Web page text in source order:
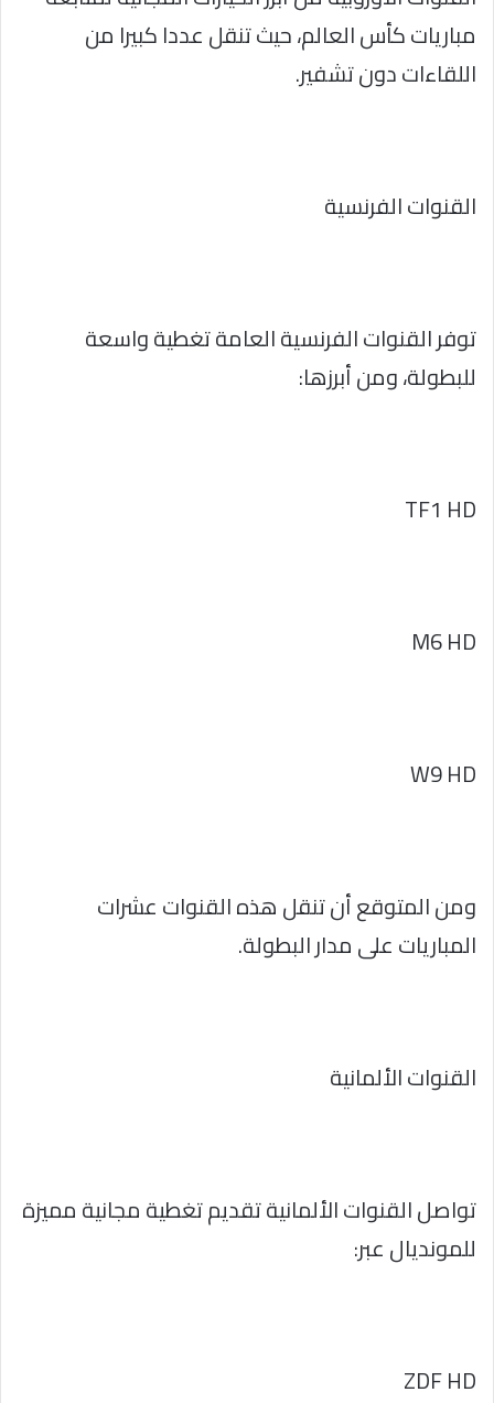
مباريات كأس العالم، حيث تنقل عددا كبيرا من
اللقاءات دون تشفير.
القنوات الفرنسية
توفر القنوات الفرنسية العامة تغطية واسعة
للبطولة، ومن أبرزها:
TF1 HD
M6 HD
W9 HD
ومن المتوقع أن تنقل هذه القنوات عشرات
المباريات على مدار البطولة.
القنوات الألمانية
تواصل القنوات الألمانية تقديم تغطية مجانية مميزة
للمونديال عبر:
ZDF HD